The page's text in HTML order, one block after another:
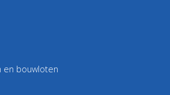
en bouwloten